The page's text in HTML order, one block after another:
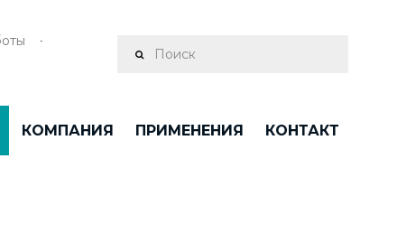
КОМПАНИЯ ПРИМЕНЕНИЯ КОНТАКТ